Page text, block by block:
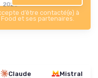
2026
d’être contacté(e) à
et ses partenaires.
Claude Mistral